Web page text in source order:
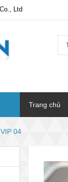
Ltd
Trang chủ
04